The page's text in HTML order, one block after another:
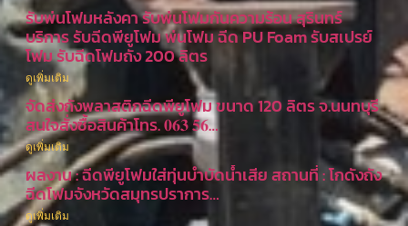
รับพ่นโฟมหลังคา รับพ่นโฟมกันความร้อน สุรินทร์
บริการ รับฉีดพียูโฟม พ่นโฟม ฉีด PU Foam รับสเปรย์
โฟม รับฉีดโฟมถัง 200 ลิตร
ดูเพิ่มเติม
จัดส่งถังพลาสติกฉีดพียูโฟม ขนาด 120 ลิตร จ.นนทบุรี
สนใจสั่งซื้อสินค้าโทร. 𝟎𝟔𝟑 𝟓𝟔…
ดูเพิ่มเติม
ผลงาน : ฉีดพียูโฟมใส่ทุ่นบำบัดน้ำเสีย สถานที่ : โกดังถัง
ฉีดโฟมจังหวัดสมุทรปราการ…
ดูเพิ่มเติม